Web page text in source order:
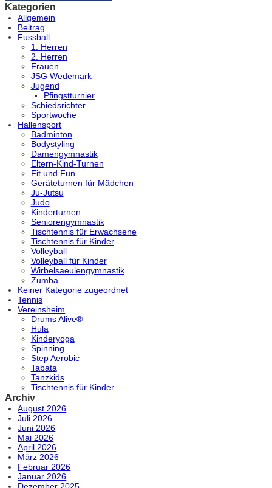
Kategorien
Allgemein
Beitrag
Fussball
1. Herren
2. Herren
Frauen
JSG Wedemark
Jugend
Pfingstturnier
Schiedsrichter
Sportwoche
Hallensport
Badminton
Bodystyling
Damengymnastik
Eltern-Kind-Turnen
Fit und Fun
Geräteturnen für Mädchen
Ju-Jutsu
Judo
Kinderturnen
Seniorengymnastik
Tischtennis für Erwachsene
Tischtennis für Kinder
Volleyball
Volleyball für Kinder
Wirbelsaeulengymnastik
Zumba
Keiner Kategorie zugeordnet
Tennis
Vereinsheim
Drums Alive®
Hula
Kinderyoga
Spinning
Step Aerobic
Tabata
Tanzkids
Tischtennis für Kinder
Archiv
August 2026
Juli 2026
Juni 2026
Mai 2026
April 2026
März 2026
Februar 2026
Januar 2026
Dezember 2025